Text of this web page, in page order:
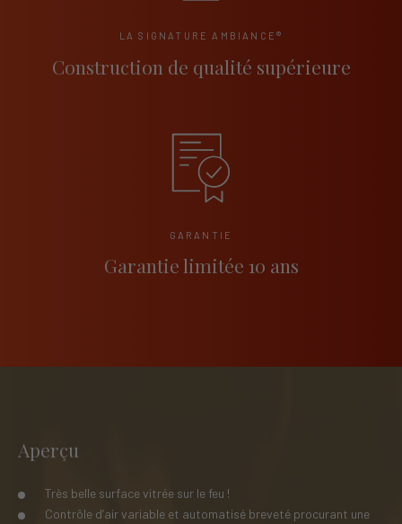
LA SIGNATURE AMBIANCE®
Construction de qualité supérieure
GARANTIE
Garantie limitée 10 ans
Aperçu
Très belle surface vitrée sur le feu !
Contrôle d’air variable et automatisé breveté procurant une